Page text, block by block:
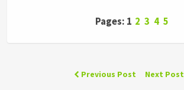
Pages: 1 2 3 4 5
Previous Post Next Post